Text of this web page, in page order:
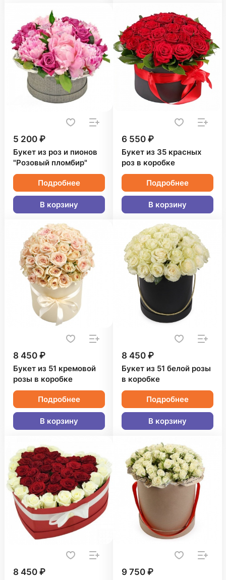
5 200 ₽
Букет из роз и пионов
"Розовый пломбир"
Подробнее
В корзину
6 550 ₽
Букет из 35 красных
роз в коробке
Подробнее
В корзину
8 450 ₽
Букет из 51 кремовой
розы в коробке
Подробнее
В корзину
8 450 ₽
Букет из 51 белой розы
в коробке
Подробнее
В корзину
8 450 ₽ 9 750 ₽